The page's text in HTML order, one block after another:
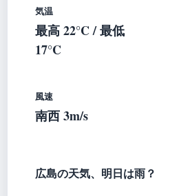
気温
最高 22°C / 最低
17°C
風速
南西 3m/s
広島の天気、明日は雨？